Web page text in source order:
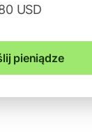
USD
pieniądze